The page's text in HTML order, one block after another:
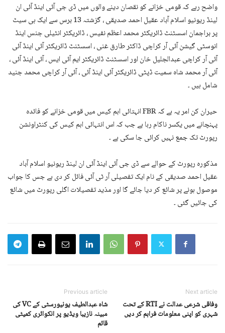
واضح رہے کہ قومی خزانے کو نقصان دینے والوں میں ڈی جی آئی اینڈ آئی ان
لینڈ ریونیو اسلام آباد عقیل احمد صدیقی ، گزشتہ 13 برس سے ایک ہی سیٹ
پر براجمان اسسٹنٹ ڈائریکٹر محمد اعظم نفیس ، ڈائریکٹر انٹیلی جنس اینڈ
انوسٹی گیشن آئی آر کراچی ڈاکٹر طارق غنی ، اسسٹنٹ ڈائریکٹر آئی اینڈ آئی
آئی آر کراچی عبدالجلیل خان اور اسسٹنٹ ڈائریکٹر ایم آئی ایس ، آئی اینڈ آئی ،
آئی آر محمد شاہ سمیت ڈپٹی ڈائریکٹر آئی اینڈ آئی ، آئی آر کراچی محمد جنید
شامل ہیں ۔
حیران کن امر یہ ہے کہ FBR انہتائی اہم کیس میں قومی خزانے کو فائدہ
پہنچانے میں یکسر ناکام رہا ہے جب کہ اس انتہائی اہم کیس کی کنٹراونشن
رپورٹ تک جمع نہیں کرائی جا سکی ہے ۔
مذکورہ رپورٹ کے حوالے سے ڈی جی آئی اینڈ آئی ان لینڈ ریونیو اسلام آباد
عقیل احمد صدیقی کے نام ایک تفصیلی آر ٹی آئی فائل کر دی ہے جس کا جواب
موصول ہونے پر شائع کر دیا جائے گا اور مذید تفصیلات اگلی رپورٹ میں شائع
کی جائیں گئی ۔
Previous article
شاہ عبدالطیف یونیورسٹی کے VC کی
مبینہ نازیبا ویڈیو پر انکوائری کمیٹی
قائم
Next article
وفاقی شرعی عدالت نے RTI کے تحت
شہری کو اپنی معلومات فراہم کر دیں